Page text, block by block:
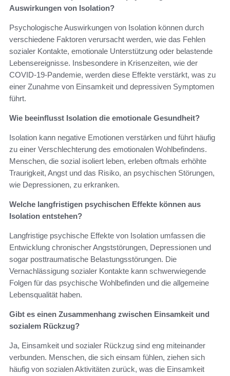
Auswirkungen von Isolation?
Psychologische Auswirkungen von Isolation können durch
verschiedene Faktoren verursacht werden, wie das Fehlen
sozialer Kontakte, emotionale Unterstützung oder belastende
Lebensereignisse. Insbesondere in Krisenzeiten, wie der
COVID-19-Pandemie, werden diese Effekte verstärkt, was zu
einer Zunahme von Einsamkeit und depressiven Symptomen
führt.
Wie beeinflusst Isolation die emotionale Gesundheit?
Isolation kann negative Emotionen verstärken und führt häufig
zu einer Verschlechterung des emotionalen Wohlbefindens.
Menschen, die sozial isoliert leben, erleben oftmals erhöhte
Traurigkeit, Angst und das Risiko, an psychischen Störungen,
wie Depressionen, zu erkranken.
Welche langfristigen psychischen Effekte können aus
Isolation entstehen?
Langfristige psychische Effekte von Isolation umfassen die
Entwicklung chronischer Angststörungen, Depressionen und
sogar posttraumatische Belastungsstörungen. Die
Vernachlässigung sozialer Kontakte kann schwerwiegende
Folgen für das psychische Wohlbefinden und die allgemeine
Lebensqualität haben.
Gibt es einen Zusammenhang zwischen Einsamkeit und
sozialem Rückzug?
Ja, Einsamkeit und sozialer Rückzug sind eng miteinander
verbunden. Menschen, die sich einsam fühlen, ziehen sich
häufig von sozialen Aktivitäten zurück, was die Einsamkeit